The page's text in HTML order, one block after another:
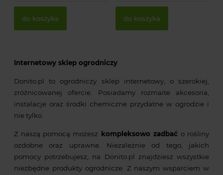
do koszyka do koszyka
Internetowy sklep ogrodniczy
Donito.pl to ogrodniczy sklep internetowy, o szerokiej,
zróżnicowanej ofercie. Posiadamy rozmaite akcesoria,
instalacje oraz środki chemiczne przydatne w ogrodzie i
nie tylko.
Z naszą pomocą możesz kompleksowo zadbać o rośliny
ozdobne oraz uprawne. Niezależnie od tego, jakich
pomocy potrzebujesz, na Donito.pl znajdziesz wszystkie
niezbędne produkty ogrodnicze. Z naszym wsparciem w